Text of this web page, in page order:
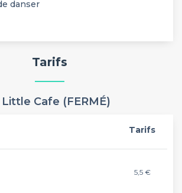
danser
Tarifs
Cafe (FERMÉ)
Tarifs
5,5 €